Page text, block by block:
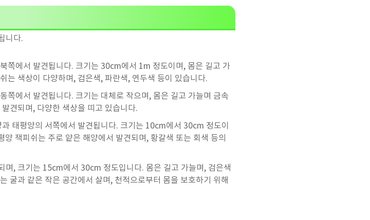
니다.
쪽에서 발견됩니다. 크기는 30cm에서 1m 정도이며, 몸은 길고 가
는 색상이 다양하며, 검은색, 파란색, 연두색 등이 있습니다.
쪽에서 발견됩니다. 크기는 대체로 작으며, 몸은 길고 가늘며 금속
견되며, 다양한 색상을 띠고 있습니다.
태평양의 서쪽에서 발견됩니다. 크기는 10cm에서 30cm 정도이
잭피쉬는 주로 얕은 해양에서 발견되며, 황갈색 또는 회색 등의
며, 크기는 15cm에서 30cm 정도입니다. 몸은 길고 가늘며, 검은색
굴과 같은 작은 공간에서 살며, 천적으로부터 몸을 보호하기 위해